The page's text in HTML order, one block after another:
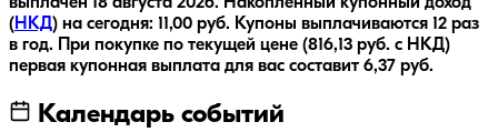
( НКД) на сегодня: 11,00 руб. Купоны выплачиваются 12 раз
в год.
При покупке по текущей цене (816,13 руб. с НКД)
первая купонная выплата для вас составит 6,37 руб.
Календарь событий